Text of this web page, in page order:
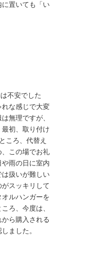
置いても「い
不安でした
な感じで大変
無理ですが、
初、取り付け
ころ、代替え
この場でお礼
雨の日に室内
扱いが難しい
スッキリして
ルハンガーを
ろ、今度は、
ら購入される
ました。